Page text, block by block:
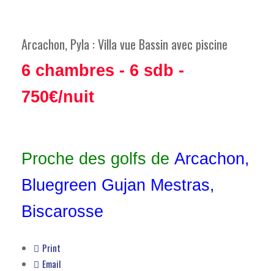
Arcachon, Pyla : Villa vue Bassin avec piscine
6 chambres - 6 sdb -
750€/nuit
Proche des golfs de Arcachon,
Bluegreen Gujan Mestras,
Biscarosse
Print
Email